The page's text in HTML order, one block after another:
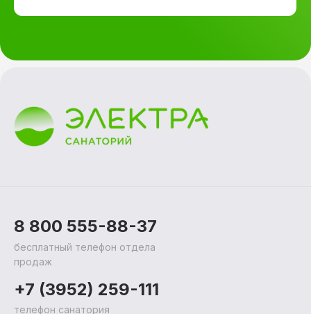
бесплатный телефон отдела
продаж
8 800 555-88-37
телефон санатория
+7 (3952) 259-111